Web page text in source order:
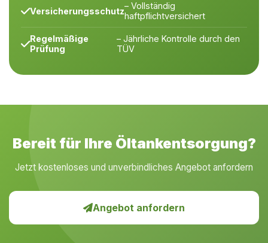
Versicherungsschutz– Vollständig
haftpflichtversichert
Regelmäßige
Prüfung
– Jährliche Kontrolle durch den
TÜV
Bereit für Ihre Öltankentsorgung?
Jetzt kostenloses und unverbindliches Angebot anfordern
Angebot anfordern